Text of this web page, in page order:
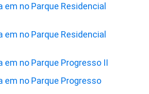
em no Parque Residencial
em no Parque Residencial
em no Parque Progresso II
em no Parque Progresso